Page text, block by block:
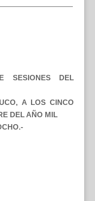
SESIONES DEL
A LOS CINCO
DEL AÑO MIL